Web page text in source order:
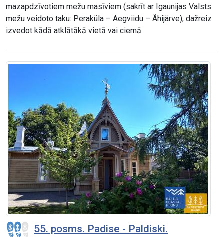
mazapdzīvotiem mežu masīviem (sakrīt ar Igaunijas Valsts
mežu veidoto taku: Peraküla – Aegviidu – Ähijärve), dažreiz
izvedot kādā atklātākā vietā vai ciemā.
55. posms. Padise - Paldiski.